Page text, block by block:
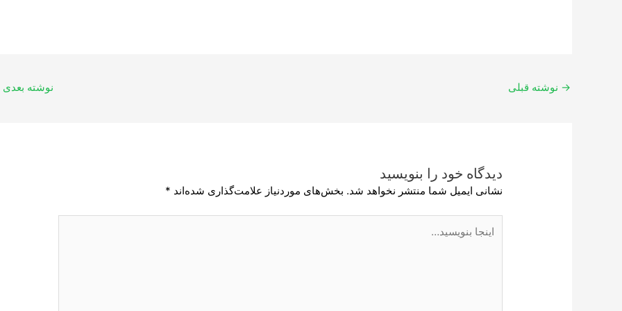
→ نوشته قبلی نوشته بعدی
دیدگاه‌ خود را بنویسید
نشانی ایمیل شما منتشر نخواهد شد. بخش‌های موردنیاز علامت‌گذاری شده‌اند *
بنویسید…